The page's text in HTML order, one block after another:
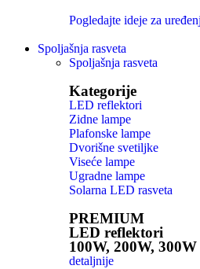
Pogledajte ideje za
Spoljašnja rasveta
Spoljašnja rasveta
Kategorije
LED reflektori
Zidne lampe
Plafonske lampe
Dvorišne svetiljke
Viseće lampe
Ugradne lampe
Solarna LED rasveta
PREMIUM
LED reflektori
100W, 200W, 300W
detaljnije